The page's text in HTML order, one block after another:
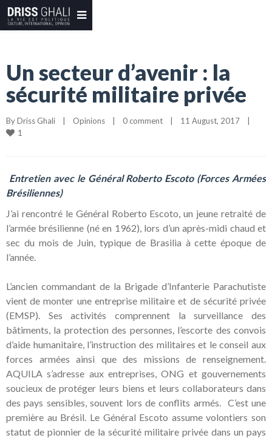
Un secteur d’avenir : la
sécurité militaire privée
By Driss Ghali Opinions 0 comment 11 August, 2017
1
Entretien avec le Général Roberto Escoto (Forces Armées
Brésiliennes)
J’ai rencontré le Général Roberto Escoto, un jeune retraité de
l’armée brésilienne (né en 1962), lors d’un après-midi chaud et
sec du mois de Juin, typique de Brasilia à cette époque de
l’année.
L’ancien commandant de la Brigade d’Infanterie Parachutiste
vient de monter une entreprise militaire et de sécurité privée
(EMSP). Ses activités comprennent la surveillance des
bâtiments, la protection des personnes, l’escorte des convois
d’aide humanitaire, l’instruction des militaires et le conseil aux
forces armées ainsi que des missions de renseignement.
AQUILA s’adresse aux entreprises, ONG et gouvernements
soucieux de protéger leurs biens et leurs collaborateurs dans
des pays sensibles, souvent lors de conflits armés. C’est une
première au Brésil. Le Général Escoto assume volontiers son
statut de pionnier de la sécurité militaire privée dans un pays